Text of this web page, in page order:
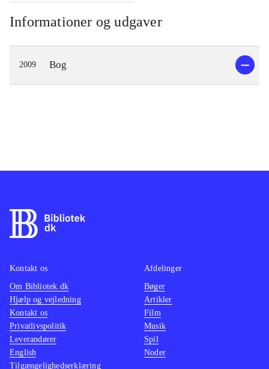
Informationer og udgaver
2009 Bog
Kontakt os
Om Bibliotek.dk
Hjælp og vejledning
Kontakt os
Privatlivspolitik
Leverandører
English
Tilgængelighedserklæring
Afdelinger
Bøger
Artikler
Film
Musik
Spil
Noder